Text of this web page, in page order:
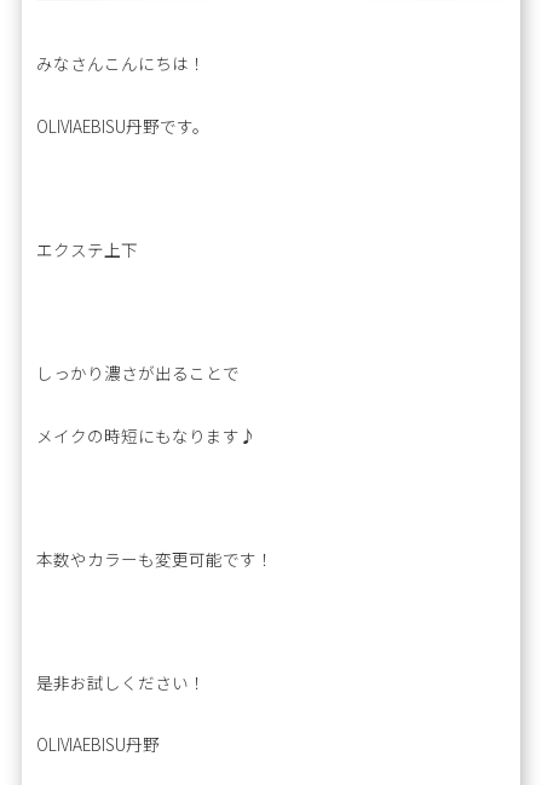
みなさんこんにちは！
OLIVIAEBISU丹野です。
エクステ上下
しっかり濃さが出ることで
メイクの時短にもなります♪
本数やカラーも変更可能です！
是非お試しください！
OLIVIAEBISU丹野